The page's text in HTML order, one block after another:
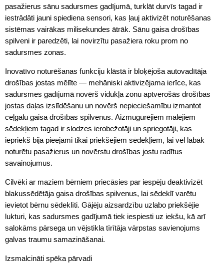
pasažierus sānu sadursmes gadījumā, turklāt durvīs tagad ir
iestrādāti jauni spiediena sensori, kas ļauj aktivizēt noturēšanas
sistēmas vairākas milisekundes ātrāk. Sānu gaisa drošības
spilveni ir paredzēti, lai novirzītu pasažiera roku prom no
sadursmes zonas.
Inovatīvo noturēšanas funkciju klāstā ir bloķējoša autovadītāja
drošības jostas mēlīte — mehāniski aktivizējama ierīce, kas
sadursmes gadījumā novērš vidukļa zonu aptverošās drošības
jostas daļas izslīdēšanu un novērš nepieciešamību izmantot
ceļgalu gaisa drošības spilvenus. Aizmugurējiem malējiem
sēdekļiem tagad ir slodzes ierobežotāji un spriegotāji, kas
iepriekš bija pieejami tikai priekšējiem sēdekļiem, lai vēl labāk
noturētu pasažierus un novērstu drošības jostu radītus
savainojumus.
Cilvēki ar maziem bērniem priecāsies par iespēju deaktivizēt
blakussēdētāja gaisa drošības spilvenus, lai sēdeklī varētu
ievietot bērnu sēdeklīti. Gājēju aizsardzību uzlabo priekšējie
lukturi, kas sadursmes gadījumā tiek iespiesti uz iekšu, kā arī
salokāms pārsega un vējstikla tīrītāja vārpstas savienojums
galvas traumu samazināšanai.
Izsmalcināti spēka pārvadi